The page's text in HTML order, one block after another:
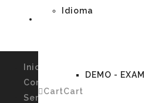
Idioma
DEMO -
CartCart
Inicio
Conócenos
Servicios